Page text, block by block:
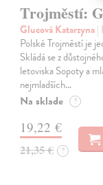
Trojměstí:
Glucová Katarzyna|
Polské Trojměstí je
Skládá se z
letoviska Sopoty a
nejmladších…
Na sklade ?
19,22 €
21,35 € ?